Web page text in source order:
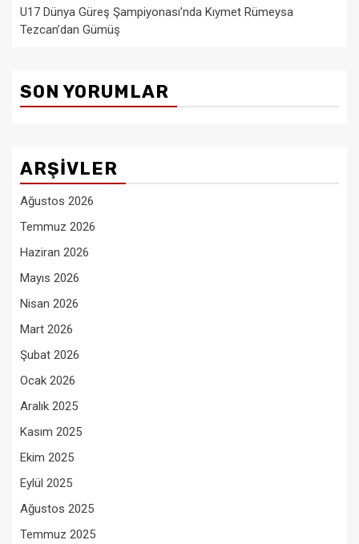
U17 Dünya Güreş Şampiyonası’nda Kıymet Rümeysa
Tezcan’dan Gümüş
SON YORUMLAR
ARŞIVLER
Ağustos 2026
Temmuz 2026
Haziran 2026
Mayıs 2026
Nisan 2026
Mart 2026
Şubat 2026
Ocak 2026
Aralık 2025
Kasım 2025
Ekim 2025
Eylül 2025
Ağustos 2025
Temmuz 2025